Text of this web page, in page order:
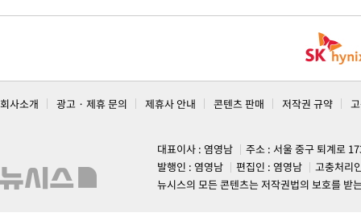
회사소개 광고 · 제휴 문의 제휴사 안내 콘텐츠 판매 저작권 규약
대표이사 : 염영남
주소 : 서울 중구 퇴계로
발행인 : 염영남
편집인 : 염영남
고충처리
뉴시스의 모든 콘텐츠는 저작권법의 보호를